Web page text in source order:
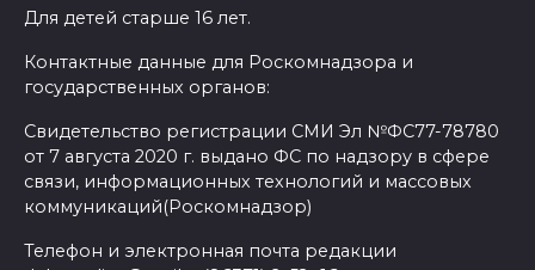
Для детей старше 16 лет.
Контактные данные для Роскомнадзора и
государственных органов:
Свидетельство регистрации СМИ Эл №ФС77-78780
от 7 августа 2020 г. выдано ФС по надзору в сфере
связи, информационных технологий и массовых
коммуникаций(Роскомнадзор)
Телефон и электронная почта редакции